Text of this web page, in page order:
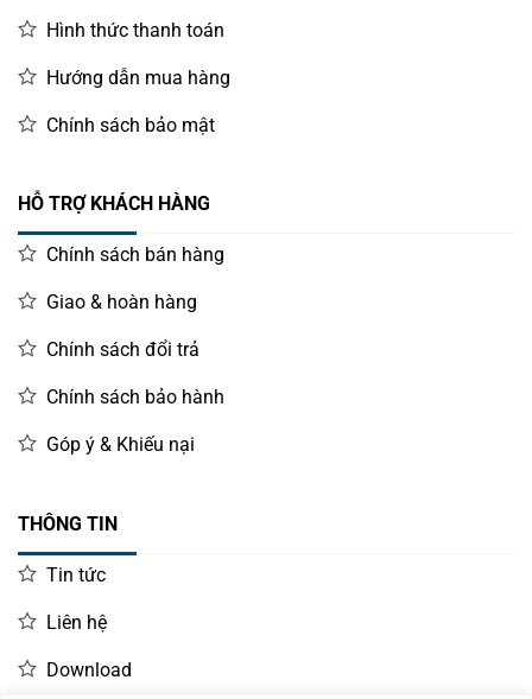
Hình thức thanh toán
Hướng dẫn mua hàng
Chính sách bảo mật
HỖ TRỢ KHÁCH HÀNG
Chính sách bán hàng
Giao & hoàn hàng
Chính sách đổi trả
Chính sách bảo hành
Góp ý & Khiếu nại
THÔNG TIN
Tin tức
Liên hệ
Download